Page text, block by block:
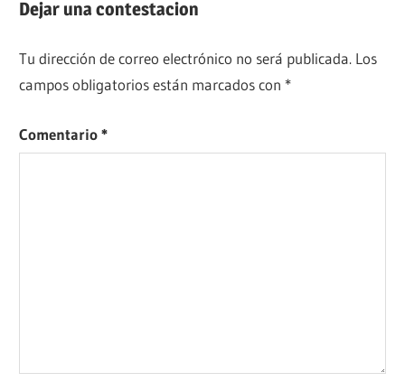
entradas
Dejar una contestacion
Tu dirección de correo electrónico no será publicada. Los
campos obligatorios están marcados con *
Comentario*